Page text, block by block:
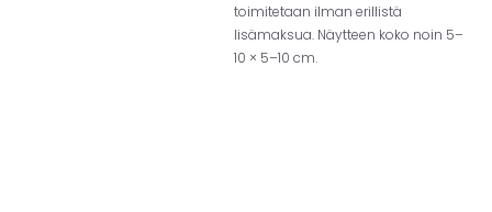
toimitetaan ilman erillistä
lisämaksua. Näytteen koko noin 5–
10 × 5–10 cm.